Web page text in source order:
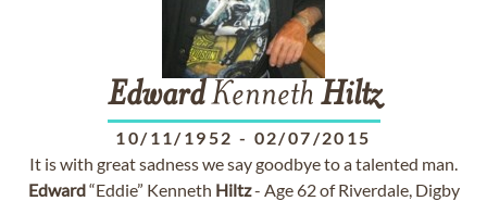
EdwardKenneth Hiltz
10/11/1952 - 02/07/2015
It is with great sadness we say goodbye to a talented man.
Edward“Eddie” Kenneth Hiltz- Age 62 of Riverdale, Digby